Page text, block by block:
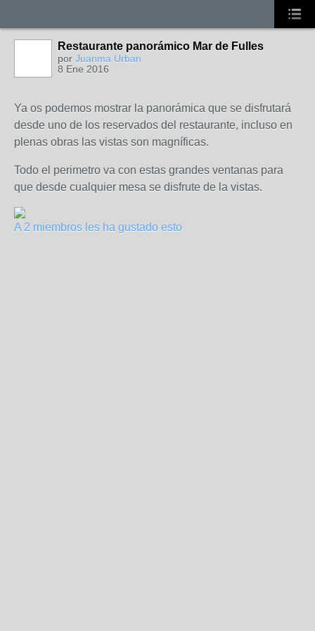
Restaurante panorámico Mar de Fulles
por Juanma Urban
8 Ene 2016
Ya os podemos mostrar la panorámica que se disfrutará
desde uno de los reservados del restaurante, incluso en
plenas obras las vistas son magníficas.
Todo el perimetro va con estas grandes ventanas para
que desde cualquier mesa se disfrute de la vistas.
A 2 miembros les ha gustado esto